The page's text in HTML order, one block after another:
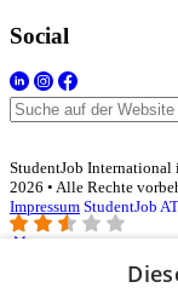
Social
StudentJob
2026 • Alle Rechte
Impressum StudentJob
Login für